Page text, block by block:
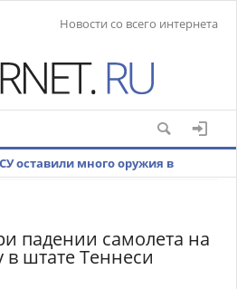
Новости со всего интернета
оставили много оружия в
падении самолета на
штате Теннеси